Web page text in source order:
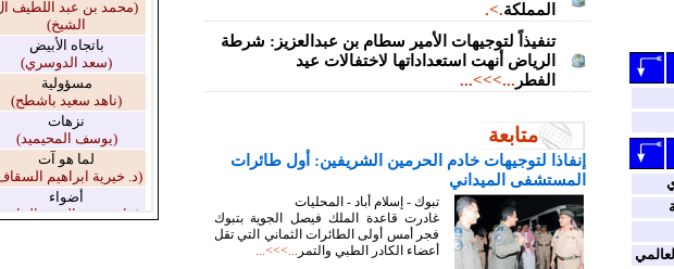
المملكة.>.
تنفيذاً لتوجيهات الأمير سطام بن عبدالعزيز: شرطة
الرياض أنهت استعداداتها لاختفالات عيد
الفطر ...>>>...
متابعة
إنفاذا لتوجيهات خادم الحرمين الشريفين: أول طائرات
المستشفى الميداني
تبوك - إسلام أباد - المحليات
غادرت قاعدة الملك فيصل الجوية بتبوك
فجر أمس أولى الطائرات الثماني التي تقل
أعضاء الكادر الطبي والتمر ...>>>...